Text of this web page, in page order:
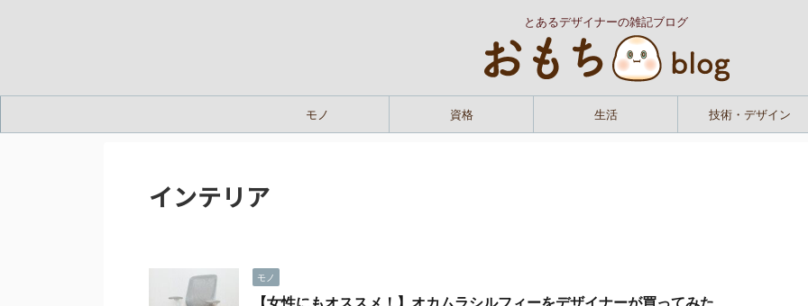
とあるデザイナーの雑記ブログ
モノ 資格 生活 技術・デザイン
インテリア
モノ
【女性にもオススメ！】オカムラシルフィーをデザイナーが買ってみた